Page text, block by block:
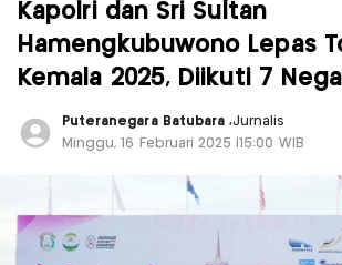
Kapolri dan Sri Sultan
Hamengkubuwono Lepas
Kemala 2025, Diikuti 7
Puteranegara Batubara,Jurnalis
Minggu, 16 Februari 2025 |15:00 WIB